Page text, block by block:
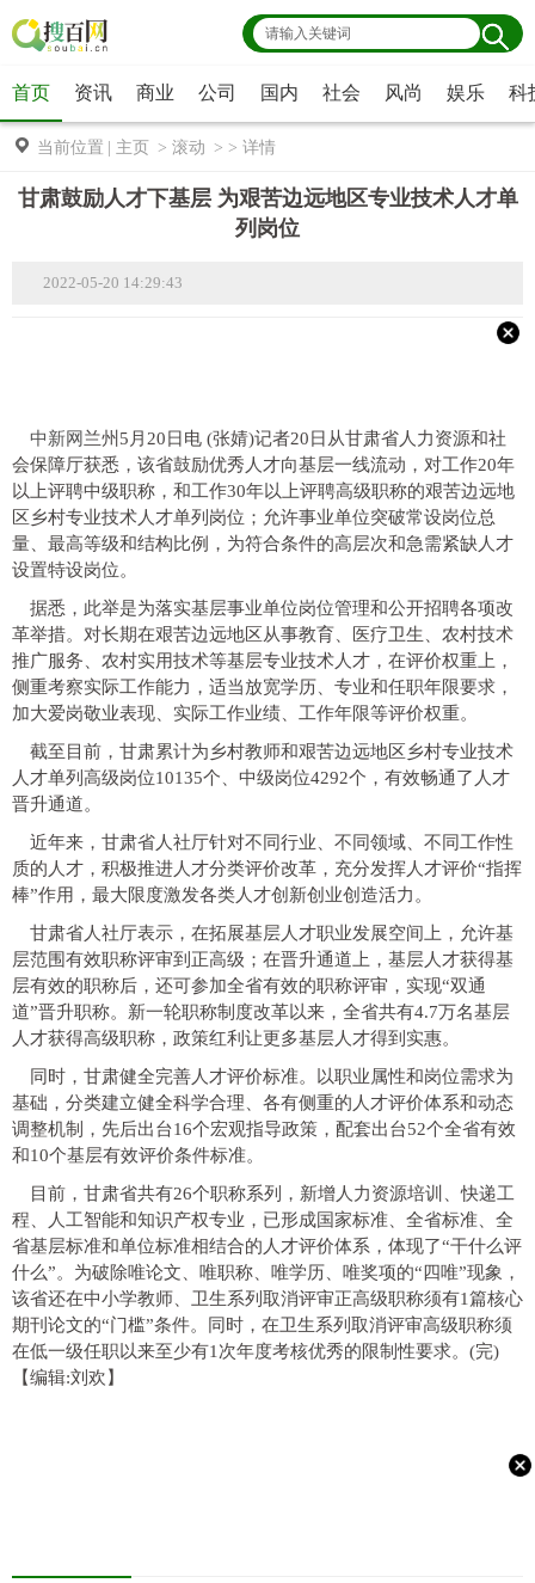
首页 资讯 商业 公司 国内 社会 风尚 娱乐 科
当前位置 主页 > 滚动 > > 详情
甘肃鼓励人才下基层 为艰苦边远地区专业技术人才单
列岗位
2022-05-20 14:29:43
中新网 兰州5月20日电 (张婧)记者20日从甘肃省人力资源和社
会保障厅获悉，该省鼓励优秀人才向基层一线流动，对工作20年
以上评聘中级职称，和工作30年以上评聘高级职称的艰苦边远地
区乡村专业技术人才单列岗位；允许事业单位突破常设岗位总
量、最高等级和结构比例，为符合条件的高层次和急需紧缺人才
设置特设岗位。
据悉，此举是为落实基层事业单位岗位管理和公开招聘各项改
革举措。对长期在艰苦边远地区从事教育、医疗卫生、农村技术
推广服务、农村实用技术等基层专业技术人才，在评价权重上，
侧重考察实际工作能力，适当放宽学历、专业和任职年限要求，
加大爱岗敬业表现、实际工作业绩、工作年限等评价权重。
截至目前，甘肃累计为乡村教师和艰苦边远地区乡村专业技术
人才单列高级岗位10135个、中级岗位4292个，有效畅通了人才
晋升通道。
近年来，甘肃省人社厅针对不同行业、不同领域、不同工作性
质的人才，积极推进人才分类评价改革，充分发挥人才评价“指挥
棒”作用，最大限度激发各类人才创新创业创造活力。
甘肃省人社厅表示，在拓展基层人才职业发展空间上，允许基
层范围有效职称评审到正高级；在晋升通道上，基层人才获得基
层有效的职称后，还可参加全省有效的职称评审，实现“双通
道”晋升职称。新一轮职称制度改革以来，全省共有4.7万名基层
人才获得高级职称，政策红利让更多基层人才得到实惠。
同时，甘肃健全完善人才评价标准。以职业属性和岗位需求为
基础，分类建立健全科学合理、各有侧重的人才评价体系和动态
调整机制，先后出台16个宏观指导政策，配套出台52个全省有效
和10个基层有效评价条件标准。
目前，甘肃省共有26个职称系列，新增人力资源培训、快递工
程、人工智能和知识产权专业，已形成国家标准、全省标准、全
省基层标准和单位标准相结合的人才评价体系，体现了“干什么评
什么”。为破除唯论文、唯职称、唯学历、唯奖项的“四唯”现象，
该省还在中小学教师、卫生系列取消评审正高级职称须有1篇核心
期刊论文的“门槛”条件。同时，在卫生系列取消评审高级职称须
在低一级任职以来至少有1次年度考核优秀的限制性要求。(完)
【编辑:刘欢】